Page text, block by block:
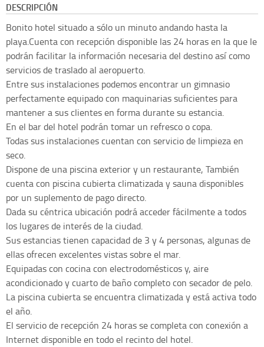
DESCRIPCIÓN
Bonito hotel situado a sólo un minuto andando hasta la
playa.Cuenta con recepción disponible las 24 horas en la que le
podrán facilitar la información necesaria del destino así como
servicios de traslado al aeropuerto.
Entre sus instalaciones podemos encontrar un gimnasio
perfectamente equipado con maquinarias suficientes para
mantener a sus clientes en forma durante su estancia.
En el bar del hotel podrán tomar un refresco o copa.
Todas sus instalaciones cuentan con servicio de limpieza en
seco.
Dispone de una piscina exterior y un restaurante, También
cuenta con piscina cubierta climatizada y sauna disponibles
por un suplemento de pago directo.
Dada su céntrica ubicación podrá acceder fácilmente a todos
los lugares de interés de la ciudad.
Sus estancias tienen capacidad de 3 y 4 personas, algunas de
ellas ofrecen excelentes vistas sobre el mar.
Equipadas con cocina con electrodomésticos y, aire
acondicionado y cuarto de baño completo con secador de pelo.
La piscina cubierta se encuentra climatizada y está activa todo
el año.
El servicio de recepción 24 horas se completa con conexión a
Internet disponible en todo el recinto del hotel.